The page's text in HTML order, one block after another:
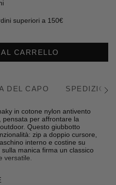
superiori a 150€
CARRELLO
DEL CAPO
Vedi
in cotone nylon antivento
per affrontare la
Questo giubbotto
zip a doppio cursore,
interno e costine su
manica firma un classico
versatile.